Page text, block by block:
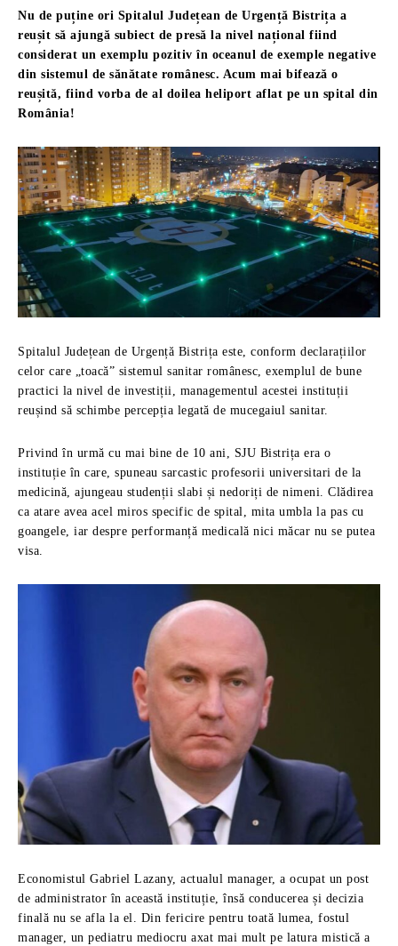
Nu de puține ori Spitalul Județean de Urgență Bistrița a
reușit să ajungă subiect de presă la nivel național fiind
considerat un exemplu pozitiv în oceanul de exemple negative
din sistemul de sănătate românesc. Acum mai bifează o
reușită, fiind vorba de al doilea heliport aflat pe un spital din
România!
Spitalul Județean de Urgență Bistrița este, conform declarațiilor
celor care „toacă” sistemul sanitar românesc, exemplul de bune
practici la nivel de investiții, managementul acestei instituții
reușind să schimbe percepția legată de mucegaiul sanitar.
Privind în urmă cu mai bine de 10 ani, SJU Bistrița era o
instituție în care, spuneau sarcastic profesorii universitari de la
medicină, ajungeau studenții slabi și nedoriți de nimeni. Clădirea
ca atare avea acel miros specific de spital, mita umbla la pas cu
goangele, iar despre performanță medicală nici măcar nu se putea
visa.
Economistul Gabriel Lazany, actualul manager, a ocupat un post
de administrator în această instituție, însă conducerea și decizia
finală nu se afla la el. Din fericire pentru toată lumea, fostul
manager, un pediatru mediocru axat mai mult pe latura mistică a